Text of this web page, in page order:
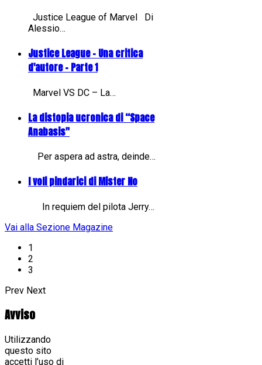
Justice League of Marvel Di
Alessio…
Justice League - Una critica
d'autore - Parte 1
Marvel VS DC – La…
La distopia ucronica di “Space
Anabasis"
Per aspera ad astra, deinde…
I voli pindarici di Mister No
In requiem del pilota Jerry…
Vai alla Sezione Magazine
1
2
3
Prev Next
Avviso
Utilizzando
questo sito
accetti l’uso di